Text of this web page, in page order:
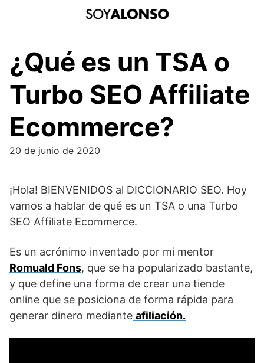
¿Qué es un TSA o
Turbo SEO Affiliate
Ecommerce?
20 de junio de 2020
¡Hola! BIENVENIDOS al DICCIONARIO SEO. Hoy
vamos a hablar de qué es un TSA o una Turbo
SEO Affiliate Ecommerce.
Es un acrónimo inventado por mi mentor
Romuald Fons, que se ha popularizado bastante,
y que define una forma de crear una tiende
online que se posiciona de forma rápida para
generar dinero mediante afiliación.